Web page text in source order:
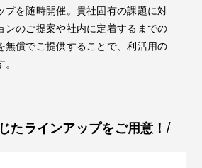
プを随時開催。貴社固有の課題に対
ンのご提案や社内に定着するまでの
無償でご提供することで、利活用の
たラインアップをご用意！ /